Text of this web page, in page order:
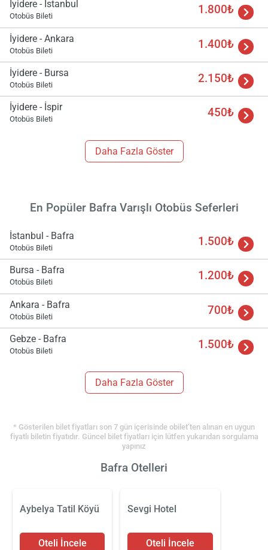
İyidere - İstanbul
Otobüs Bileti 1.800₺
İyidere - Ankara
Otobüs Bileti 1.400₺
İyidere - Bursa
Otobüs Bileti 2.150₺
İyidere - İspir
Otobüs Bileti 450₺
Daha Fazla Göster
En Popüler Bafra Varışlı Otobüs Seferleri
İstanbul - Bafra
Otobüs Bileti 1.500₺
Bursa - Bafra
Otobüs Bileti 1.200₺
Ankara - Bafra
Otobüs Bileti 700₺
Gebze - Bafra
Otobüs Bileti 1.500₺
Daha Fazla Göster
* Gösterilen bilet fiyatları son 7 gün içerisinde obilet’ten alınan en uygun
fiyatlı biletin fiyatıdır. Güncel bilet fiyatları için lütfen yukarıdan sorgulama
yapınız
Bafra Otelleri
Aybelya Tatil Köyü
Oteli İncele
Sevgi Hotel
Oteli İncele